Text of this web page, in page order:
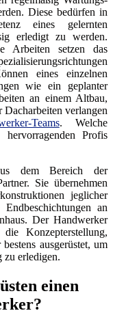
Diese bedürfen in
eines gelernten
erledigt zu werden.
Arbeiten setzen das
eines einzelnen
wie ein geplanter
an einem Altbau,
verlangen
Teams. Welche
Profis
dem Bereich der
Sie übernehmen
jeglicher
an
Der Handwerker
Konzepterstellung,
ausgerüstet, um
zu erledigen.
einen